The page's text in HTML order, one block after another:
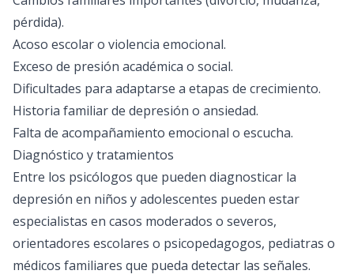
pérdida).
Acoso escolar o violencia emocional.
Exceso de presión académica o social.
Dificultades para adaptarse a etapas de crecimiento.
Historia familiar de depresión o ansiedad.
Falta de acompañamiento emocional o escucha.
Diagnóstico y tratamientos
Entre los psicólogos que pueden diagnosticar la
depresión en niños y adolescentes pueden estar
especialistas en casos moderados o severos,
orientadores escolares o psicopedagogos, pediatras o
médicos familiares que pueda detectar las señales.